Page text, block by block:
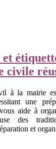
civile
à la mairie
une
aide à
des
et